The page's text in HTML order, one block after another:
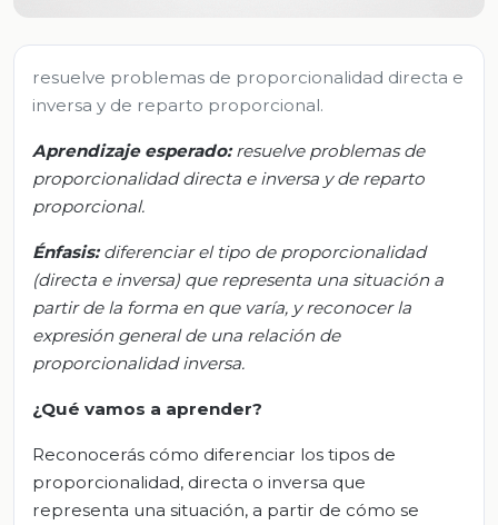
resuelve problemas de proporcionalidad directa e
inversa y de reparto proporcional.
Aprendizaje esperado:resuelve problemas de
proporcionalidad directa e inversa y de reparto
proporcional.
Énfasis:diferenciar el tipo de proporcionalidad
(directa e inversa) que representa una situación a
partir de la forma en que varía, y reconocer la
expresión general de una relación de
proporcionalidad inversa.
¿Qué vamos a aprender?
Reconocerás cómo diferenciar los tipos de
proporcionalidad, directa o inversa que
representa una situación, a partir de cómo se